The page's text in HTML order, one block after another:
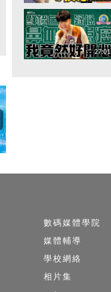
27:01
數碼媒體學院
媒體輔導
學校網絡
相片集